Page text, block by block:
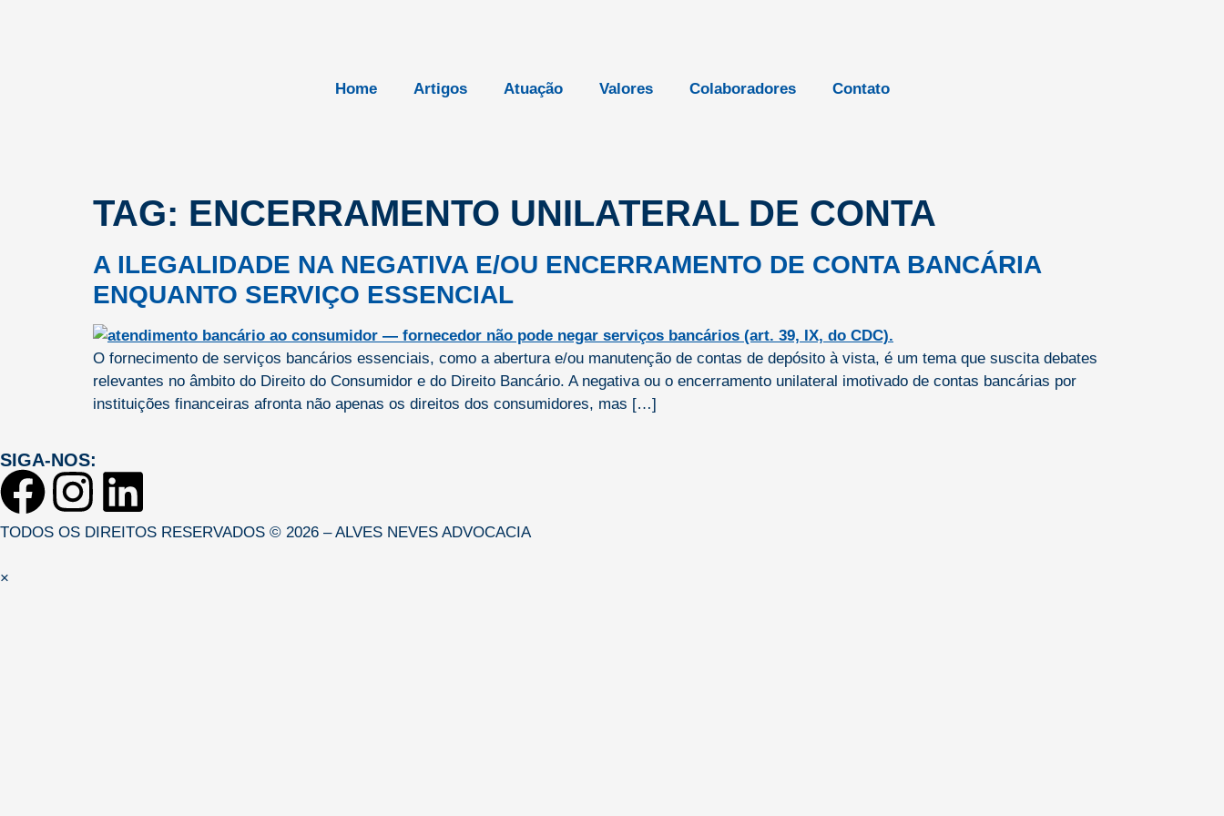
Home Artigos Atuação Valores Colaboradores Contato
TAG: ENCERRAMENTO UNILATERAL DE CONTA
A ILEGALIDADE NA NEGATIVA E/OU ENCERRAMENTO DE CONTA BANCÁRIA
ENQUANTO SERVIÇO ESSENCIAL
O fornecimento de serviços bancários essenciais, como a abertura e/ou manutenção de contas de depósito à vista, é um tema que suscita debates
relevantes no âmbito do Direito do Consumidor e do Direito Bancário. A negativa ou o encerramento unilateral imotivado de contas bancárias por
instituições financeiras afronta não apenas os direitos dos consumidores, mas […]
SIGA-NOS:
TODOS OS DIREITOS RESERVADOS © 2026 – ALVES NEVES ADVOCACIA
×